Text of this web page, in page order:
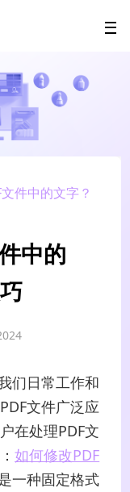
件中的文字？
中的
们日常工作和
文件广泛应
在处理PDF文
如何修改PDF
一种固定格式